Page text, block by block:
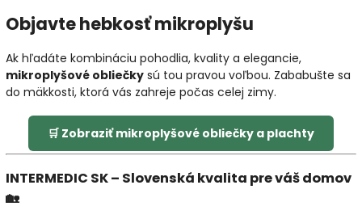
Objavte hebkosť mikroplyšu
Ak hľadáte kombináciu pohodlia, kvality a elegancie,
mikroplyšové obliečky sú tou pravou voľbou. Zababušte sa
do mäkkosti, ktorá vás zahreje počas celej zimy.
🛒 Zobraziť mikroplyšové obliečky a plachty
INTERMEDIC SK – Slovenská kvalita pre váš domov
🏡